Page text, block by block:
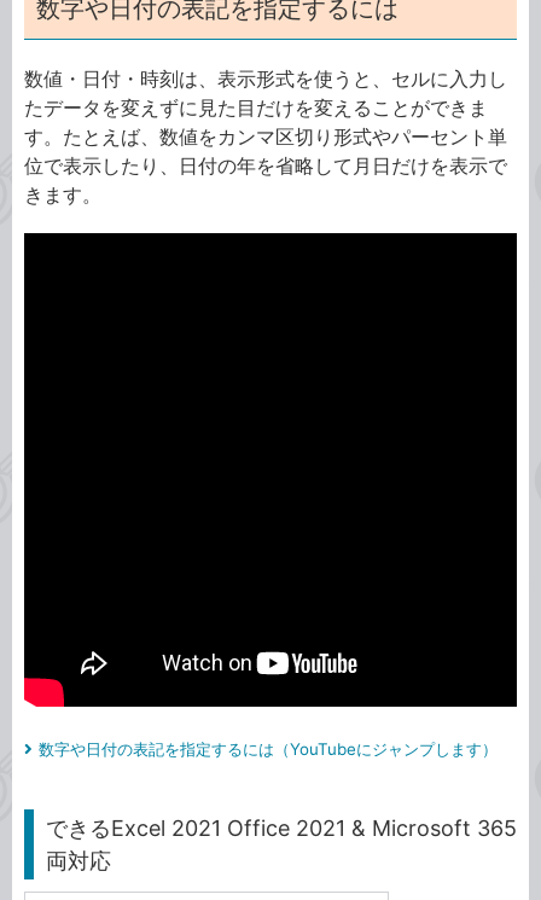
数字や日付の表記を指定するには
数値・日付・時刻は、表示形式を使うと、セルに入力し
たデータを変えずに見た目だけを変えることができま
す。たとえば、数値をカンマ区切り形式やパーセント単
位で表示したり、日付の年を省略して月日だけを表示で
きます。
数字や日付の表記を指定するには（YouTubeにジャンプします）
できるExcel 2021 Office 2021 & Microsoft 365
両対応